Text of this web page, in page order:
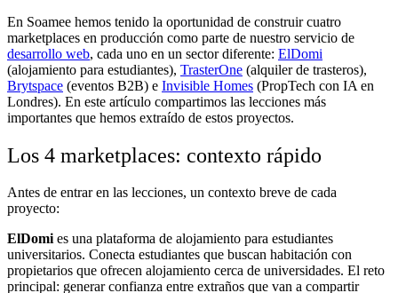
En Soamee hemos tenido la oportunidad de construir cuatro
marketplaces en producción como parte de nuestro servicio de
desarrollo web, cada uno en un sector diferente: ElDomi
(alojamiento para estudiantes), TrasterOne (alquiler de trasteros),
Brytspace (eventos B2B) e Invisible Homes (PropTech con IA en
Londres). En este artículo compartimos las lecciones más
importantes que hemos extraído de estos proyectos.
Los 4 marketplaces: contexto rápido
Antes de entrar en las lecciones, un contexto breve de cada
proyecto:
ElDomies una plataforma de alojamiento para estudiantes
universitarios. Conecta estudiantes que buscan habitación con
propietarios que ofrecen alojamiento cerca de universidades. El reto
principal: generar confianza entre extraños que van a compartir